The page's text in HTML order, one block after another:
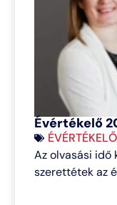
Évértékelő
ÉVÉRTÉKELŐ
Az olvasási idő
szerettétek az